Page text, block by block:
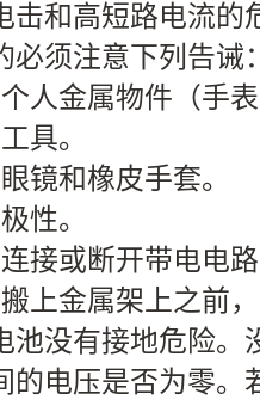
击和高短路电流的
必须注意下列告诫
人金属物件（手
具。
镜和橡皮手套。
性。
接或断开带电电
上金属架上之前
池没有接地危险。
的电压是否为零。